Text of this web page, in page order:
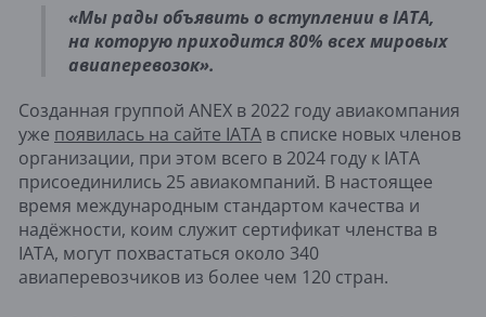
«Мы рады объявить о вступлении в IATA,
на которую приходится 80% всех мировых
авиаперевозок».
Созданная группой ANEX в 2022 году авиакомпания
уже появилась на сайте IATA в списке новых членов
организации, при этом всего в 2024 году к IATA
присоединились 25 авиакомпаний. В настоящее
время международным стандартом качества и
надёжности, коим служит сертификат членства в
IATA, могут похвастаться около 340
авиаперевозчиков из более чем 120 стран.